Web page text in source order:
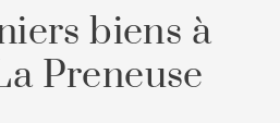
biens à
Preneuse